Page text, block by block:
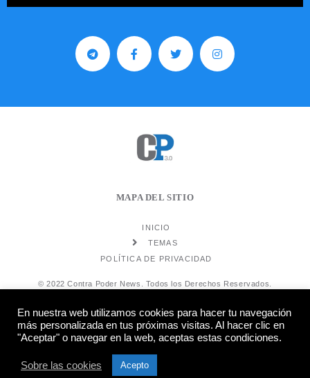
MAPA DEL SITIO
INICIO
TEMAS
POLÍTICA DE PRIVACIDAD
© 2022 Contra Poder News. Todos los Derechos Reservados.
Diseño web
En nuestra web utilizamos cookies para hacer tu navegación
más personalizada en tus próximas visitas. Al hacer clic en
"Aceptar" o navegar en la web, aceptas estas condiciones.
Sobre las cookies Acepto